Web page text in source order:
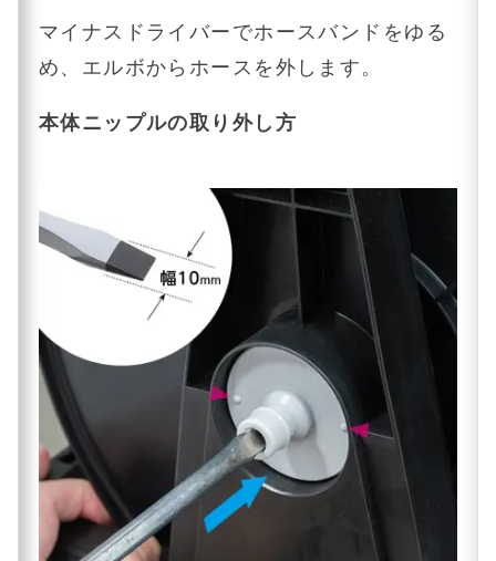
マイナスドライバーでホースバンドをゆる
め、エルボからホースを外します。
本体ニップルの取り外し方